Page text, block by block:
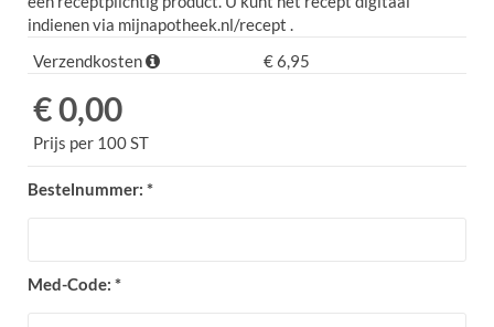
indienen via mijnapotheek.nl/recept .
Verzendkosten
€ 6,95
€ 0,00
Prijs per 100 ST
Bestelnummer: *
Med-Code: *